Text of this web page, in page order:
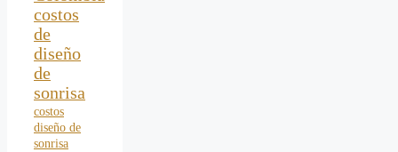
costos
de
diseño
de
sonrisa
costos
diseño de
sonrisa